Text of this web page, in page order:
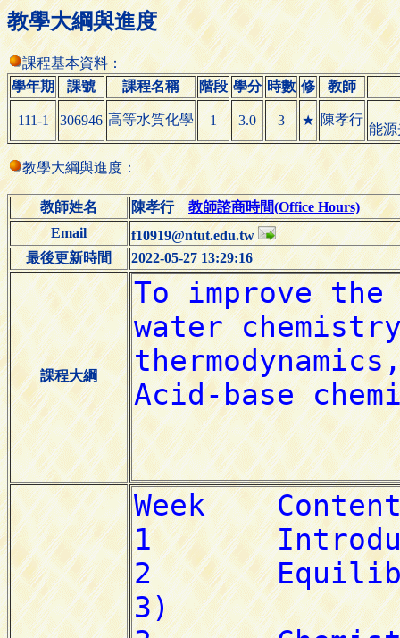
教學大綱與進度
課程基本資料：
學年期
課號 課程名稱 階段 學分 時數 修 教師
111-1 306946 高等水質化學 1 3.0 3 ★ 陳孝行
能
教學大綱與進度：
教師姓名 陳孝行教師諮商時間(Office Hours)
Email
f10919@ntut.edu.tw
最後更新時間
2022-05-27 13:29:16
課程大綱